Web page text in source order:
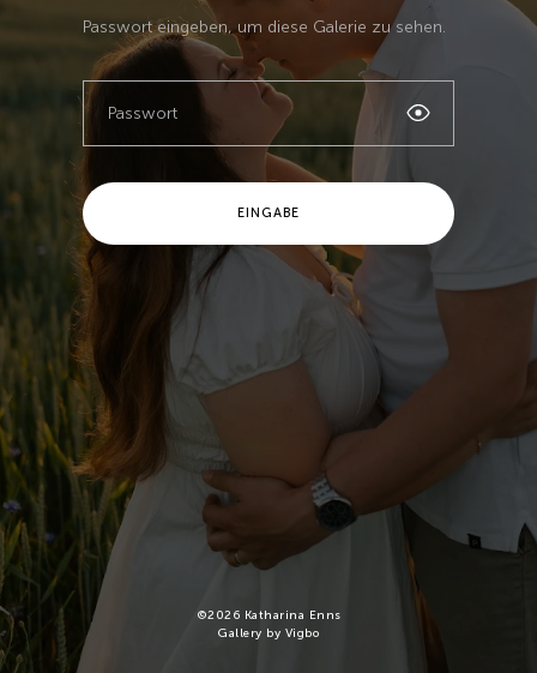
Passwort eingeben, um diese Galerie zu sehen.
EINGABE
©2026 Katharina Enns
Gallery by Vigbo